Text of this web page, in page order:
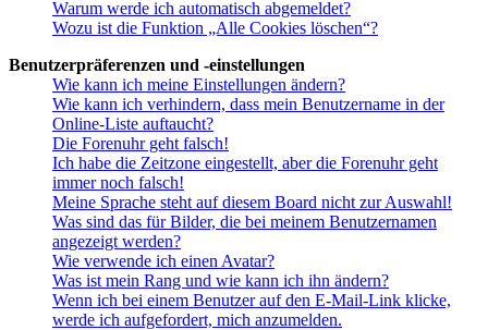
Warum werde ich automatisch abgemeldet?
Wozu ist die Funktion „Alle Cookies löschen“?
Benutzerpräferenzen und -einstellungen
Wie kann ich meine Einstellungen ändern?
Wie kann ich verhindern, dass mein Benutzername in der
Online-Liste auftaucht?
Die Forenuhr geht falsch!
Ich habe die Zeitzone eingestellt, aber die Forenuhr geht
immer noch falsch!
Meine Sprache steht auf diesem Board nicht zur Auswahl!
Was sind das für Bilder, die bei meinem Benutzernamen
angezeigt werden?
Wie verwende ich einen Avatar?
Was ist mein Rang und wie kann ich ihn ändern?
Wenn ich bei einem Benutzer auf den E-Mail-Link klicke,
werde ich aufgefordert, mich anzumelden.